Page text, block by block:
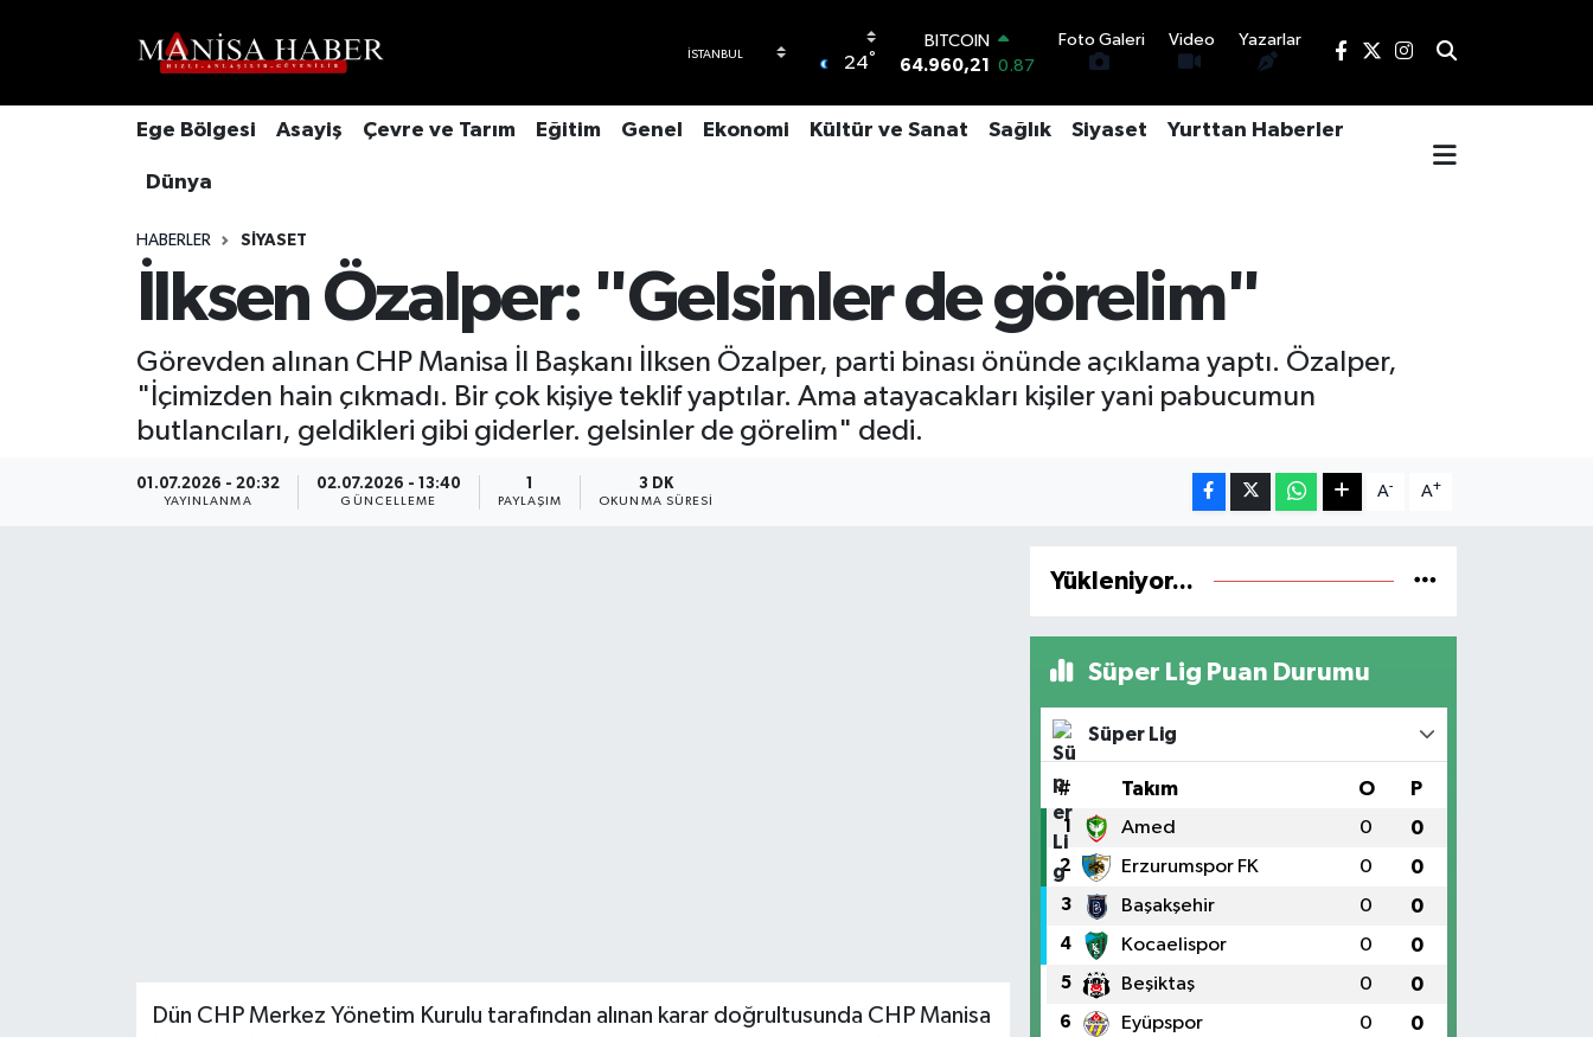
24°
DOLAR
47,7436
0.18
55,2510
0.32
13.779
Foto Galeri Video Yazarlar
Ege Bölgesi Asayiş Çevre ve Tarım Eğitim Genel Ekonomi Kültür ve Sanat Sağlık Siyaset Yurttan Haberler
Dünya
HABERLER SIYASET
İlksen Özalper: "Gelsinler de görelim"
Görevden alınan CHP Manisa İl Başkanı İlksen Özalper, parti binası önünde açıklama yaptı. Özalper,
"İçimizden hain çıkmadı. Bir çok kişiye teklif yaptılar. Ama atayacakları kişiler yani pabucumun
butlancıları, geldikleri gibi giderler. gelsinler de görelim" dedi.
01.07.2026 - 20:32
YAYINLANMA
02.07.2026 - 13:40
GÜNCELLEME
1
PAYLAŞIM
3 DK
OKUNMA SÜRESI
A- A+
Dün CHP Merkez Yönetim Kurulu tarafından alınan karar doğrultusunda CHP Manisa
Yükleniyor...
Süper Lig Puan Durumu
Süper Lig
# Takım O P
1 Amed 0 0
2 Erzurumspor FK 0 0
3 Başakşehir 0 0
4 Kocaelispor 0 0
5 Beşiktaş 0 0
6 Eyüpspor 0 0
Tüm Manşetler
Haber Arşivi